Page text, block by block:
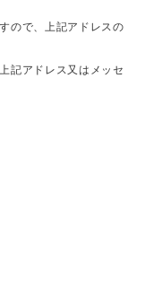
ので、上記アドレスの
記アドレス又はメッセ